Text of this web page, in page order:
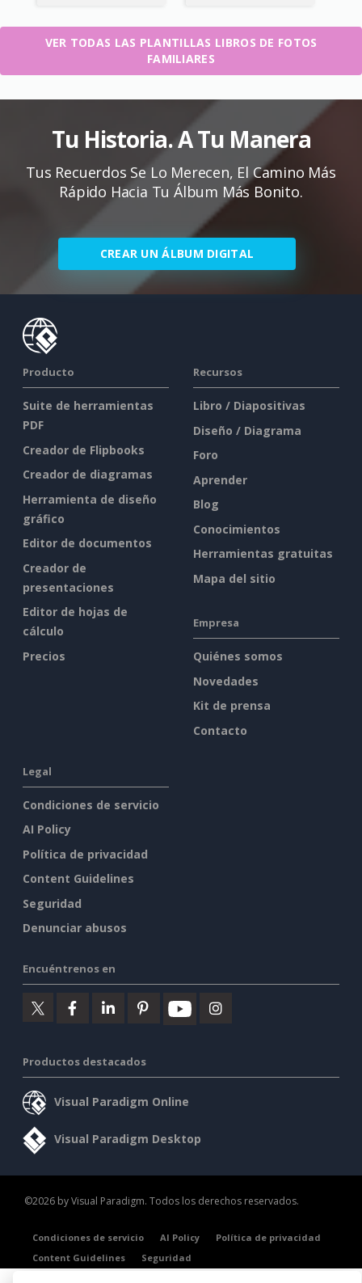
VER TODAS LAS PLANTILLAS LIBROS DE FOTOS
FAMILIARES
Tu Historia. A Tu Manera
Tus Recuerdos Se Lo Merecen, El Camino Más
Rápido Hacia Tu Álbum Más Bonito.
CREAR UN ÁLBUM DIGITAL
Producto
Suite de herramientas
PDF
Creador de Flipbooks
Creador de diagramas
Herramienta de diseño
gráfico
Editor de documentos
Creador de
presentaciones
Editor de hojas de
cálculo
Precios
Recursos
Libro / Diapositivas
Diseño / Diagrama
Foro
Aprender
Blog
Conocimientos
Herramientas gratuitas
Mapa del sitio
Empresa
Quiénes somos
Novedades
Kit de prensa
Contacto
Legal
Condiciones de servicio
AI Policy
Política de privacidad
Content Guidelines
Seguridad
Denunciar abusos
Encuéntrenos en
Productos destacados
Visual Paradigm Online
Visual Paradigm Desktop
©2026 by Visual Paradigm. Todos los derechos reservados.
Condiciones de servicio AI Policy
Política de privacidad
Content Guidelines
Seguridad